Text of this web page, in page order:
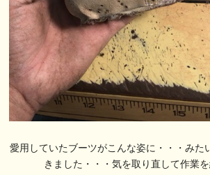
愛用していたブーツがこんな姿に・・・みた
きました・・・気を取り直して作業を